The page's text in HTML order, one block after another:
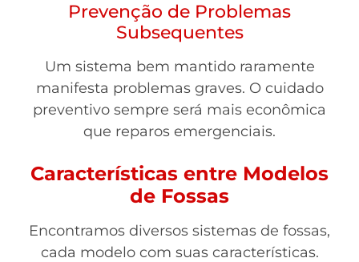
Prevenção de Problemas
Subsequentes
Um sistema bem mantido raramente
manifesta problemas graves. O cuidado
preventivo sempre será mais econômica
que reparos emergenciais.
Características entre Modelos
de Fossas
Encontramos diversos sistemas de fossas,
cada modelo com suas características.